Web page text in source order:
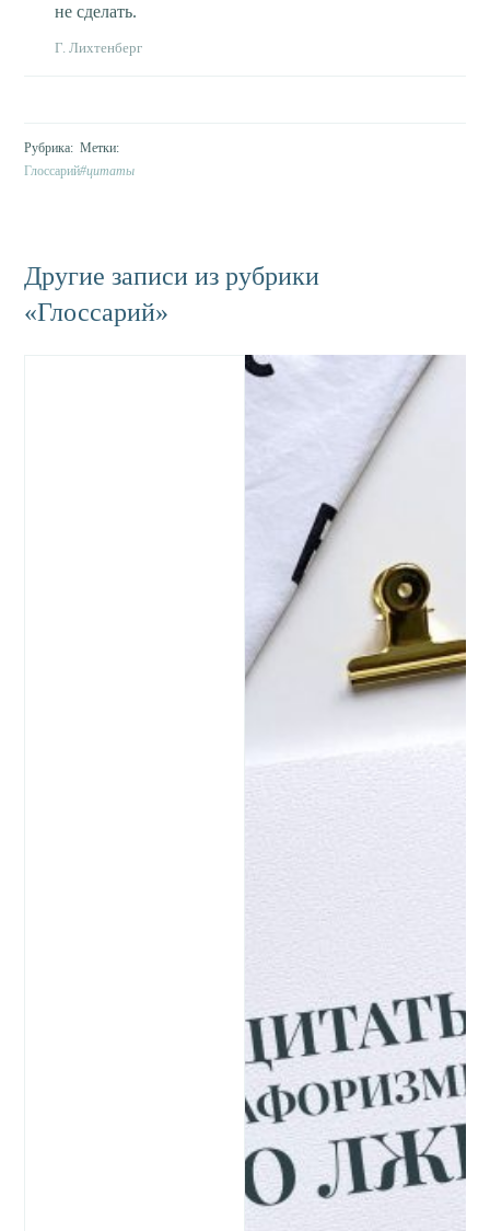
не сделать.
Г. Лихтенберг
Глоссарий цитаты
Другие записи из рубрики
«Глоссарий»